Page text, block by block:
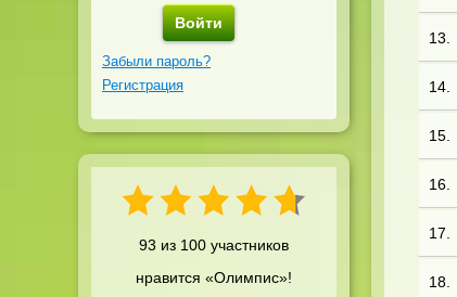
Забыли пароль?
Регистрация
93 из 100 участников
нравится «Олимпис»!
13.
14.
15.
16.
17.
18.